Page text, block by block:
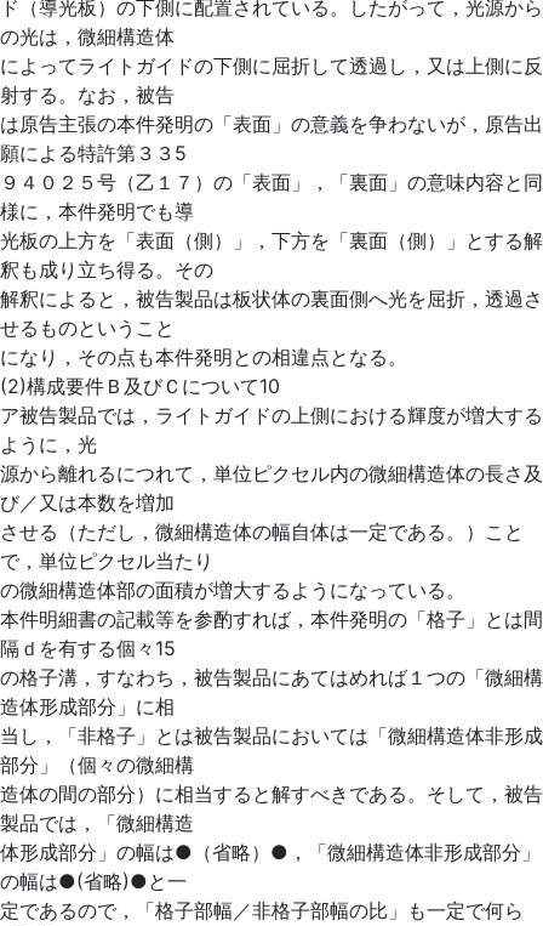
ド（導光板）の下側に配置されている。したがって，光源から
の光は，微細構造体
によってライトガイドの下側に屈折して透過し，又は上側に反
射する。なお，被告
は原告主張の本件発明の「表面」の意義を争わないが，原告出
願による特許第３３5
９４０２５号（乙１７）の「表面」，「裏面」の意味内容と同
様に，本件発明でも導
光板の上方を「表面（側）」，下方を「裏面（側）」とする解
釈も成り立ち得る。その
解釈によると，被告製品は板状体の裏面側へ光を屈折，透過さ
せるものということ
になり，その点も本件発明との相違点となる。
(2)構成要件Ｂ及びＣについて10
ア被告製品では，ライトガイドの上側における輝度が増大する
ように，光
源から離れるにつれて，単位ピクセル内の微細構造体の長さ及
び／又は本数を増加
させる（ただし，微細構造体の幅自体は一定である。）こと
で，単位ピクセル当たり
の微細構造体部の面積が増大するようになっている。
本件明細書の記載等を参酌すれば，本件発明の「格子」とは間
隔ｄを有する個々15
の格子溝，すなわち，被告製品にあてはめれば１つの「微細構
造体形成部分」に相
当し，「非格子」とは被告製品においては「微細構造体非形成
部分」（個々の微細構
造体の間の部分）に相当すると解すべきである。そして，被告
製品では，「微細構造
体形成部分」の幅は●（省略）●，「微細構造体非形成部分」
の幅は●(省略)●と一
定であるので，「格子部幅／非格子部幅の比」も一定で何ら